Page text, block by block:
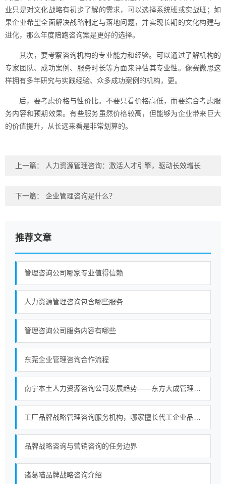
业只是对文化战略有初步了解的需求，可以选择系统班或实战班；如
果企业希望全面解决战略制定与落地问题，并实现长期的文化构建与
进化，那么年度陪跑咨询案是更好的选择。
其次，要考察咨询机构的专业能力和经验。可以通过了解机构的
专家团队、成功案例、服务时长等方面来评估其专业性。像赛微思这
样拥有多年研究与实践经验、众多成功案例的机构，更。
后，要考虑价格与性价比。不要只看价格高低，而要综合考虑服
务内容和预期效果。有些服务虽然价格较高，但能够为企业带来巨大
的价值提升，从长远来看是非常划算的。
上一篇： 人力资源管理咨询：激活人才引擎，驱动长效增长
下一篇： 企业管理咨询是什么？
推荐文章
管理咨询公司哪家专业值得信赖
人力资源管理咨询包含哪些服务
管理咨询公司服务内容有哪些
东莞企业管理咨询合作流程
品牌战略咨询与营销咨询的任务边界
诸葛喵品牌战略咨询介绍